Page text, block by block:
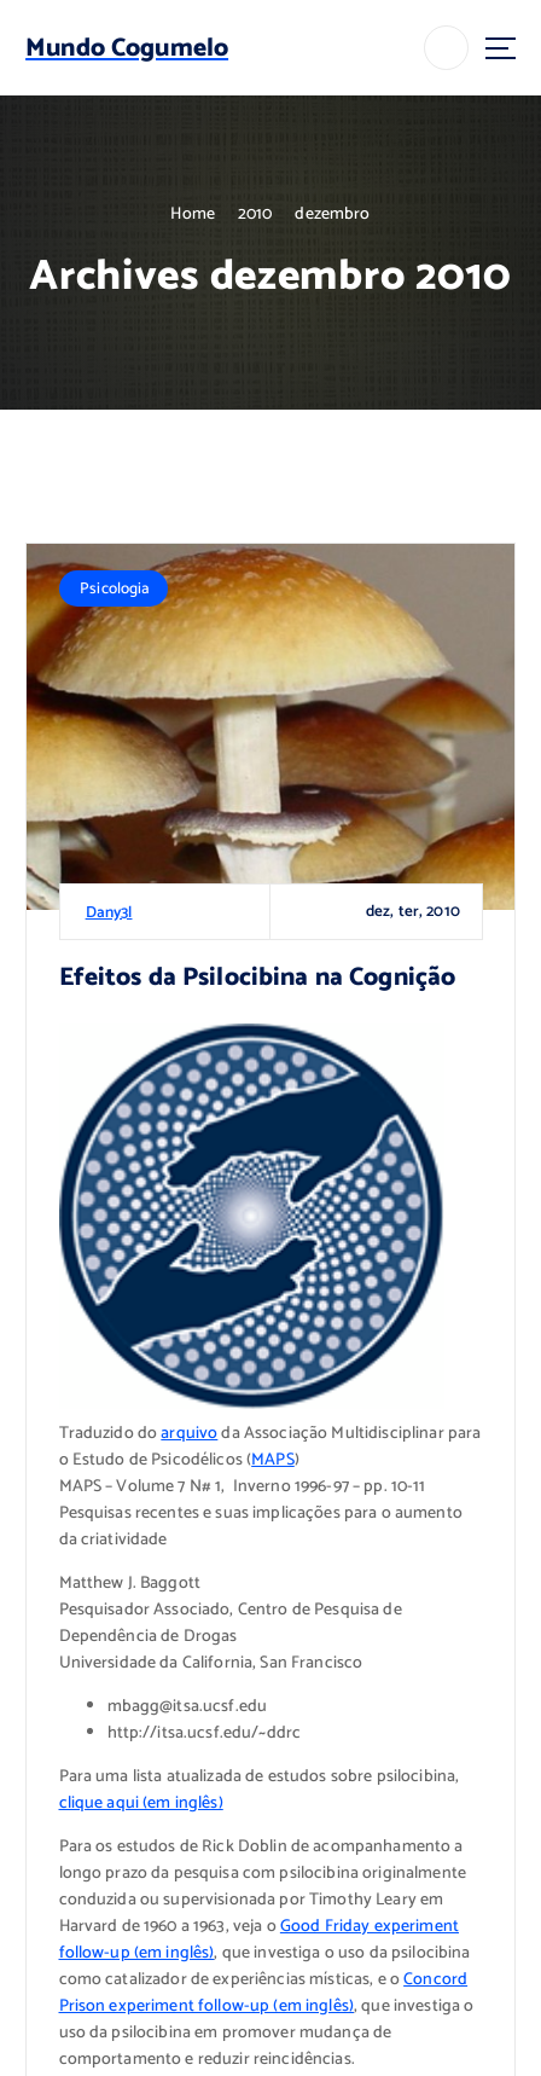
p
Mundo Cogumelo
Home 2010 dezembro
Archives dezembro 2010
Dany3l dez, ter, 2010
Psicologia
Efeitos da Psilocibina na Cognição
Traduzido doarquivoda Associação Multidisciplinar para
o Estudo de Psicodélicos (MAPS)
MAPS – Volume 7 N# 1, Inverno 1996-97 – pp. 10-11
Pesquisas recentes e suas implicações para o aumento
da criatividade
Matthew J. Baggott
Pesquisador Associado, Centro de Pesquisa de
Dependência de Drogas
Universidade da California, San Francisco
mbagg@itsa.ucsf.edu
http://itsa.ucsf.edu/~ddrc
Para uma lista atualizada de estudos sobre psilocibina,
clique aqui (em inglês)
Para os estudos de Rick Doblin de acompanhamento a
longo prazo da pesquisa com psilocibina originalmente
conduzida ou supervisionada por Timothy Leary em
Harvard de 1960 a 1963, veja oGood Friday experiment
follow-up (em inglês), que investiga o uso da psilocibina
como catalizador de experiências místicas, e oConcord
Prison experiment follow-up (em inglês), que investiga o
uso da psilocibina em promover mudança de
comportamento e reduzir reincidências.